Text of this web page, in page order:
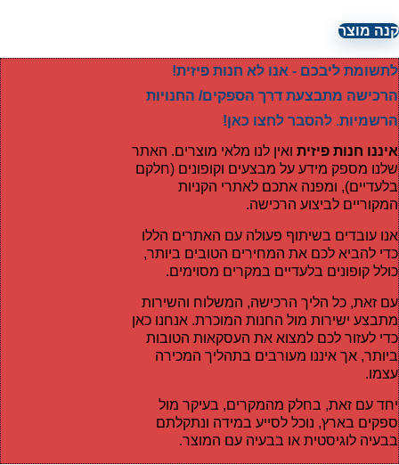
קנה מוצר
לתשומת ליבכם - אנו לא חנות פיזית!
הרכישה מתבצעת דרך הספקים/ החנויות
הרשמיות. להסבר לחצו כאן!
איננו חנות פיזית ואין לנו מלאי מוצרים. האתר
שלנו מספק מידע על מבצעים וקופונים (חלקם
בלעדיים), ומפנה אתכם לאתרי הקניות
המקוריים לביצוע הרכישה.
אנו עובדים בשיתוף פעולה עם האתרים הללו
כדי להביא לכם את המחירים הטובים ביותר,
כולל קופונים בלעדיים במקרים מסוימים.
עם זאת, כל הליך הרכישה, המשלוח והשירות
מתבצע ישירות מול החנות המוכרת. אנחנו כאן
כדי לעזור לכם למצוא את העסקאות הטובות
ביותר, אך איננו מעורבים בתהליך המכירה
עצמו.
יחד עם זאת, בחלק מהמקרים, בעיקר מול
ספקים בארץ, נוכל לסייע במידה ונתקלתם
בבעיה לוגיסטית או בבעיה עם המוצר.